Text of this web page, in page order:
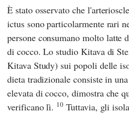
È stato osservato che
ictus sono particolarmente rari
persone consumano molto latte
di cocco. Lo studio Kitava di
Kitava Study) sui popoli delle
dieta tradizionale consiste in
elevata di cocco, dimostra che
verificano lì. 10 Tuttavia, gli